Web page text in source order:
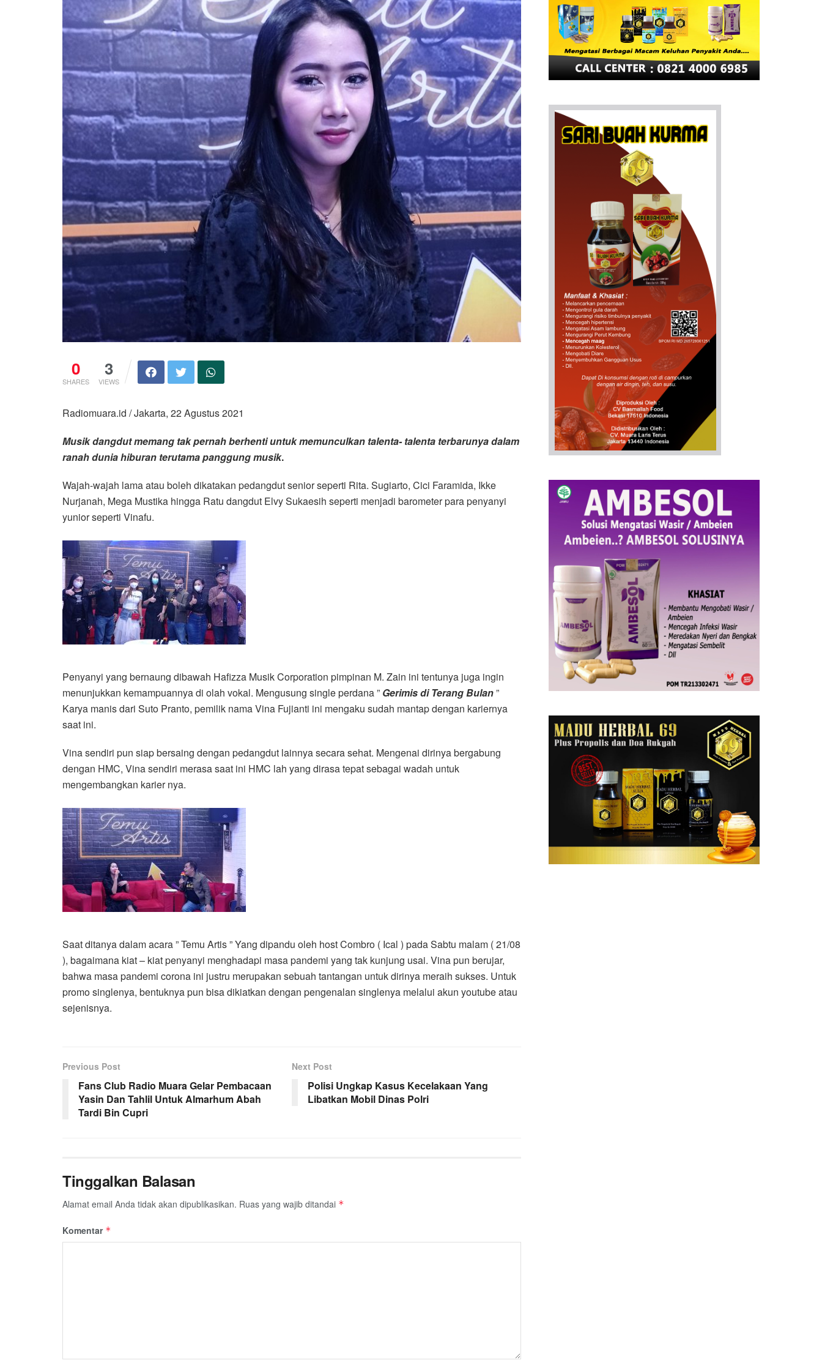
0
SHARES
3
VIEWS
Radiomuara.id / Jakarta, 22 Agustus 2021
Musik dangdut memang tak pernah berhenti untuk memunculkan talenta- talenta terbarunya dalam
ranah dunia hiburan terutama panggung musik.
Wajah-wajah lama atau boleh dikatakan pedangdut senior seperti Rita. Sugiarto, Cici Faramida, Ikke
Nurjanah, Mega Mustika hingga Ratu dangdut Elvy Sukaesih seperti menjadi barometer para penyanyi
yunior seperti Vinafu.
Penyanyi yang bernaung dibawah Hafizza Musik Corporation pimpinan M. Zain ini tentunya juga ingin
menunjukkan kemampuannya di olah vokal. Mengusung single perdana ” Gerimis di Terang Bulan”
Karya manis dari Suto Pranto, pemilik nama Vina Fujianti ini mengaku sudah mantap dengan kariernya
saat ini.
Vina sendiri pun siap bersaing dengan pedangdut lainnya secara sehat. Mengenai dirinya bergabung
dengan HMC, Vina sendiri merasa saat ini HMC lah yang dirasa tepat sebagai wadah untuk
mengembangkan karier nya.
Saat ditanya dalam acara ” Temu Artis ” Yang dipandu oleh host Combro ( Ical ) pada Sabtu malam ( 21/08
), bagaimana kiat – kiat penyanyi menghadapi masa pandemi yang tak kunjung usai. Vina pun berujar,
bahwa masa pandemi corona ini justru merupakan sebuah tantangan untuk dirinya meraih sukses. Untuk
promo singlenya, bentuknya pun bisa dikiatkan dengan pengenalan singlenya melalui akun youtube atau
sejenisnya.
Previous Post
Fans Club Radio Muara Gelar Pembacaan
Yasin Dan Tahlil Untuk Almarhum Abah
Tardi Bin Cupri
Next Post
Polisi Ungkap Kasus Kecelakaan Yang
Libatkan Mobil Dinas Polri
Tinggalkan Balasan
Alamat email Anda tidak akan dipublikasikan. Ruas yang wajib ditandai *
Komentar *